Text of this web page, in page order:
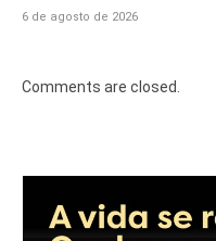
6 de agosto de 2026
Comments are closed.